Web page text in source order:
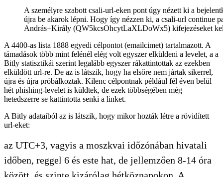
A személyre szabott csali-url-eken pont úgy nézett ki a
újra be akarok lépni. Hogy így nézzen ki, a csali-url
András+Király (QW5kcsOhcytLaXLDoWx5) kifejezéseket
A 4400-as lista 1888 egyedi célpontot (emailcimet) tartalmazott. A
támadások több mint felénél elég volt egyszer elküldeni a levelet, a a
Bitly statisztikái szerint legalább egyszer rákattintottak az ezekben
elküldött url-re. De az is látszik, hogy ha elsőre nem jártak sikerrel,
újra és újra próbálkoztak. Kilenc célpontnak például fél éven belül
hét phishing-levelet is küldtek, de ezek többségében még
hetedszerre se kattintotta senki a linket.
A Bitly adataiból az is látszik, hogy mikor hozták létre a rövidített
url-eket:
az UTC+3, vagyis a moszkvai időzónában hivatali
időben, reggel 6 és este hat, de jellemzően 8-14 óra